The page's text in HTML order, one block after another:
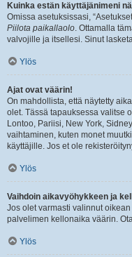
Kuinka estän käyttäjänimeni
Omissa asetuksissasi,
Piilota paikallaolo. Ottamalla
valvojille ja itsellesi. Sinut
Ylös
Ajat ovat väärin!
On mahdollista, että näytetty
olet. Tässä tapauksessa valitse
Lontoo, Pariisi, New York,
vaihtaminen, kuten monet
käyttäjille. Jos et ole
Ylös
Vaihdoin aikavyöhykkeen ja
Jos olet varmasti valinnut
palvelimen kellonaika väärin.
Ylös